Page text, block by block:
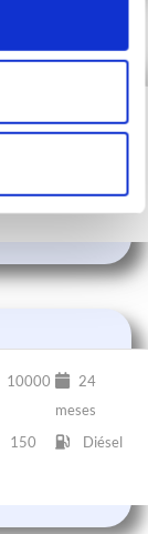
24
10000
24
meses
150
Diésel